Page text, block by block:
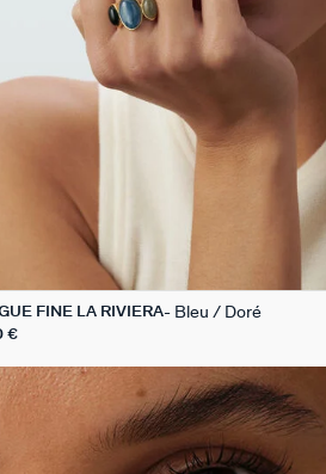
FINE LA RIVIERA Bleu / Doré
€